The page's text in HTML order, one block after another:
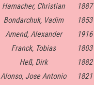
Hamacher, Christian 1887
Bondarchuk, Vadim 1853
Amend, Alexander 1916
Franck, Tobias 1803
Heß, Dirk 1882
Alonso, Jose Antonio 1821